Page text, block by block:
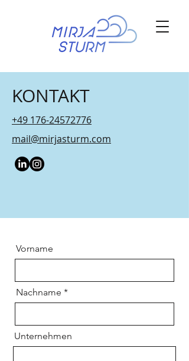
KONTAKT
+49 176-24572776
mail@mirjasturm.com
Vorname
Nachname
Unternehmen